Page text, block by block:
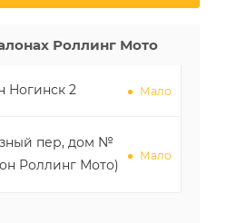
Роллинг Мото
Ногинск 2 Мало
пер, дом №
Роллинг Мото)
Мало